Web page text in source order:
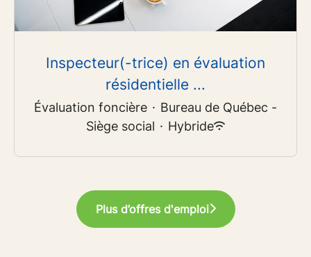
Inspecteur(-trice) en évaluation
résidentielle ...
Évaluation foncière · Bureau de Québec -
Siège social · Hybride
Plus d’offres d'emploi